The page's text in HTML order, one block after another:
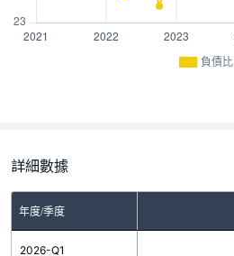
負債比
詳細數據
年度/季度
2026-Q1